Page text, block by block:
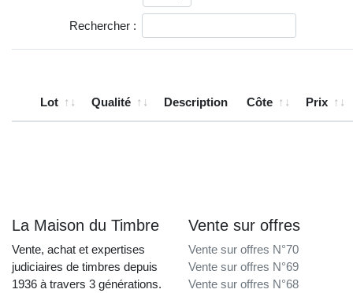
Rechercher :
Lot Qualité Description Côte Prix
La Maison du Timbre
Vente, achat et expertises
judiciaires de timbres depuis
1936 à travers 3 générations.
Vente sur offres
Vente sur offres N°70
Vente sur offres N°69
Vente sur offres N°68